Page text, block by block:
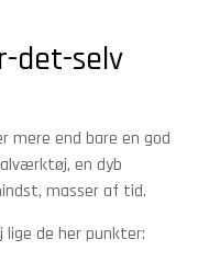
det-selv
end bare en god
en dyb
masser af tid.
lige de her punkter: